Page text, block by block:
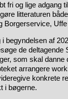
fri og lige adgang
litteraturen
Borgerservice,
begyndelsen af
de deltagende
som skal danne
arrangere
konkrete
i bøgerne.